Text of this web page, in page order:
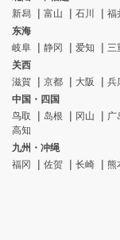
新舄
富山 石川 福
东海
岐阜
静冈 爱知
三
关西
滋賀
京都 大阪 兵
中国・四国
鸟取
岛根 冈山 广
高知
九州・冲绳
福冈
佐贺 长崎 熊